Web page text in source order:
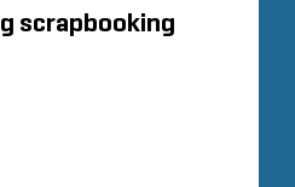
scrapbooking